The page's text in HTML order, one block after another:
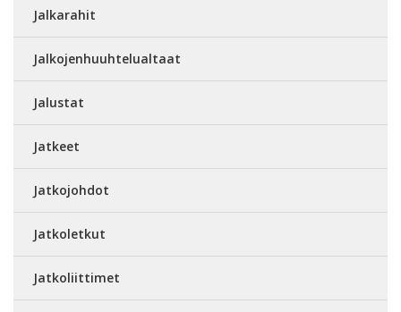
Jalkarahit
Jalkojenhuuhtelualtaat
Jalustat
Jatkeet
Jatkojohdot
Jatkoletkut
Jatkoliittimet